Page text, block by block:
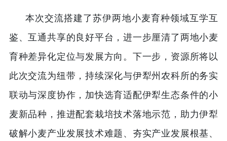
本次交流搭建了苏伊两地小麦育种领域互学互
鉴、互通共享的良好平台，进一步厘清了两地小麦
育种差异化定位与发展方向。下一步，资源所将以
此次交流为纽带，持续深化与伊犁州农科所的务实
联动与深度协作，加快选育适配伊犁生态条件的小
麦新品种，推进配套栽培技术落地示范，助力伊犁
破解小麦产业发展技术难题、夯实产业发展根基、